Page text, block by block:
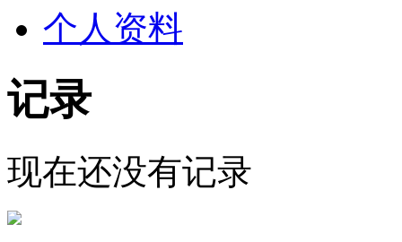
个人资料
记录
现在还没有记录